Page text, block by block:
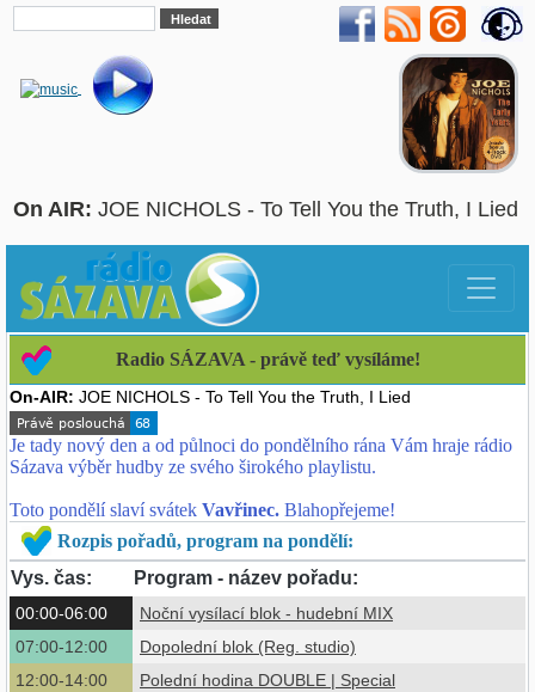
On AIR: JOE NICHOLS - To Tell You the Truth, I Lied
Radio SÁZAVA - právě teď vysíláme!
On-AIR: JOE NICHOLS - To Tell You the Truth, I Lied
Právě poslouchá 68
Je tady nový den a od půlnoci do pondělního rána Vám hraje rádio
Sázava výběr hudby ze svého širokého playlistu.
Toto pondělí slaví svátek Vavřinec. Blahopřejeme!
Rozpis pořadů, program na pondělí:
Vys. čas:
Program - název pořadu:
00:00-06:00
Noční vysílací blok - hudební MIX
07:00-12:00
Dopolední blok (Reg. studio)
12:00-14:00
Polední hodina DOUBLE | Special